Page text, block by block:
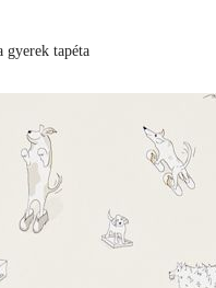
gyerek tapéta